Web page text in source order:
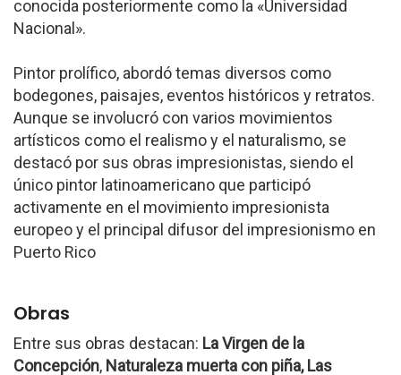
conocida posteriormente como la «Universidad
Nacional».
Pintor prolífico, abordó temas diversos como
bodegones, paisajes, eventos históricos y retratos.
Aunque se involucró con varios movimientos
artísticos como el realismo y el naturalismo, se
destacó por sus obras impresionistas, siendo el
único pintor latinoamericano que participó
activamente en el movimiento impresionista
europeo y el principal difusor del impresionismo en
Puerto Rico
Obras
Entre sus obras destacan: La Virgen de la
Concepción, Naturaleza muerta con piña, Las